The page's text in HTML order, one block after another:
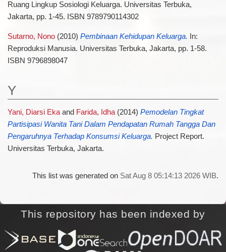
Ruang Lingkup Sosiologi Keluarga. Universitas Terbuka,
Jakarta, pp. 1-45. ISBN 9789790114302
Sutarno, Nono(2010) Pembinaan Kehidupan Keluarga. In:
Reproduksi Manusia. Universitas Terbuka, Jakarta, pp. 1-58.
ISBN 9796898047
Y
Yani, Diarsi Ekaand Farida, Idha(2014) Pemodelan Tingkat
Partisipasi Wanita Tani Dalam Pendapatan Rumah Tangga Dan
Pengaruhnya Terhadap Konsumsi Keluarga. Project Report.
Universitas Terbuka, Jakarta.
This list was generated on Sat Aug 8 05:14:13 2026 WIB.
This repository has been indexed by